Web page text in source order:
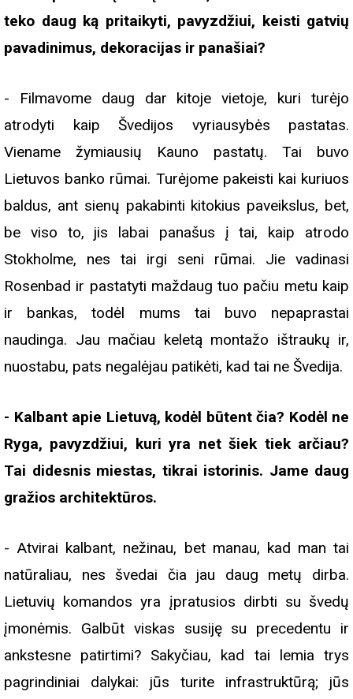
teko daug ką pritaikyti, pavyzdžiui, keisti gatvių
pavadinimus, dekoracijas ir panašiai?
- Filmavome daug dar kitoje vietoje, kuri turėjo
atrodyti kaip Švedijos vyriausybės pastatas.
Viename žymiausių Kauno pastatų. Tai buvo
Lietuvos banko rūmai. Turėjome pakeisti kai kuriuos
baldus, ant sienų pakabinti kitokius paveikslus, bet,
be viso to, jis labai panašus į tai, kaip atrodo
Stokholme, nes tai irgi seni rūmai. Jie vadinasi
Rosenbad ir pastatyti maždaug tuo pačiu metu kaip
ir bankas, todėl mums tai buvo nepaprastai
naudinga. Jau mačiau keletą montažo ištraukų ir,
nuostabu, pats negalėjau patikėti, kad tai ne Švedija.
- Kalbant apie Lietuvą, kodėl būtent čia? Kodėl ne
Ryga, pavyzdžiui, kuri yra net šiek tiek arčiau?
Tai didesnis miestas, tikrai istorinis. Jame daug
gražios architektūros.
- Atvirai kalbant, nežinau, bet manau, kad man tai
natūraliau, nes švedai čia jau daug metų dirba.
Lietuvių komandos yra įpratusios dirbti su švedų
įmonėmis. Galbūt viskas susiję su precedentu ir
ankstesne patirtimi? Sakyčiau, kad tai lemia trys
pagrindiniai dalykai: jūs turite infrastruktūrą; jūs